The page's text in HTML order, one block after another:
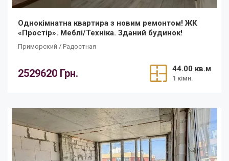
Однокімнатна квартира з новим ремонтом! ЖК
«Простір». Меблі/Техніка. Зданий будинок!
Приморский / Радостная
2529620 Грн. 44.00 кв.м
1 кімн.